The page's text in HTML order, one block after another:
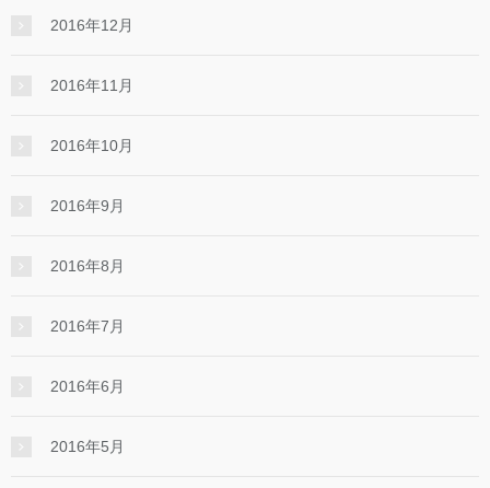
2016年12月
2016年11月
2016年10月
2016年9月
2016年8月
2016年7月
2016年6月
2016年5月